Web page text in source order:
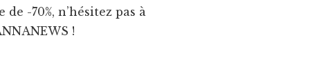
-70%, n’hésitez pas à
!